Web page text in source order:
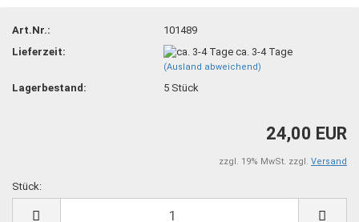
Art.Nr.:
101489
Lieferzeit:
ca. 3-4 Tage
(Ausland abweichend)
Lagerbestand: 5 Stück
24,00 EUR
zzgl. 19% MwSt. zzgl. Versand
Stück: